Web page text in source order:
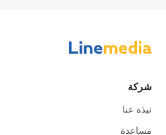
شركة
نبذة عنا
مساعدة